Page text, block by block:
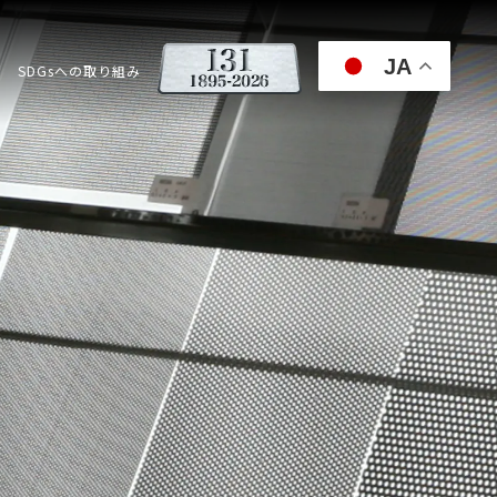
SDGsへの取り組み JA